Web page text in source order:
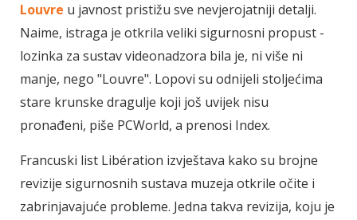
Louvre u javnost pristižu sve nevjerojatniji detalji.
Naime, istraga je otkrila veliki sigurnosni propust -
lozinka za sustav videonadzora bila je, ni više ni
manje, nego "Louvre". Lopovi su odnijeli stoljećima
stare krunske dragulje koji još uvijek nisu
pronađeni, piše PCWorld, a prenosi Index.
Francuski list Libération izvještava kako su brojne
revizije sigurnosnih sustava muzeja otkrile očite i
zabrinjavajuće probleme. Jedna takva revizija, koju je